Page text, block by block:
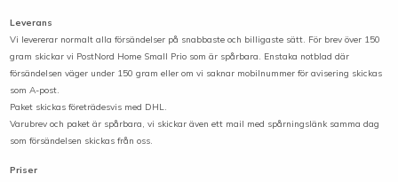
Leverans
Vi levererar normalt alla försändelser på snabbaste och billigaste sätt. För brev över 150
gram skickar vi PostNord Home Small Prio som är spårbara. Enstaka notblad där
försändelsen väger under 150 gram eller om vi saknar mobilnummer för avisering skickas
som A-post.
Paket skickas företrädesvis med DHL.
Varubrev och paket är spårbara, vi skickar även ett mail med spårningslänk samma dag
som försändelsen skickas från oss.
Priser